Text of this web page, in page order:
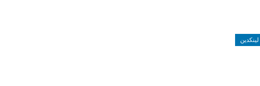
لینکدین